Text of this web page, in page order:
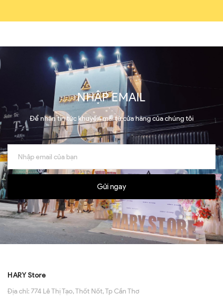
NHẬP EMAIL
Để nhận tin tức khuyến mãi từ cửa hàng của chúng tôi
Gửi ngay
HARY Store
Địa chỉ:774 Lê Thị Tạo, Thốt Nốt, Tp Cần Thơ